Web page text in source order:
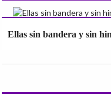
Ellas sin bandera y sin